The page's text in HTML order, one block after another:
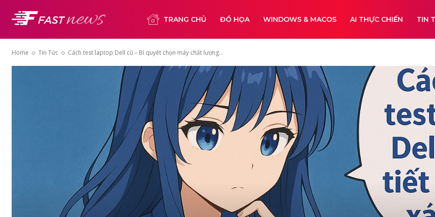
TRANG CHỦ ĐỒ HỌA WINDOWS & MACOS AI THỰC CHIẾN TIN
Home Tin Tức Cách test laptop Dell cũ – Bí quyết chọn máy chất lượng...